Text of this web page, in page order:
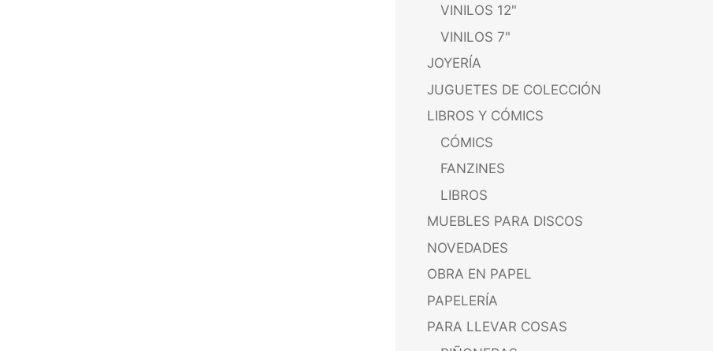
VINILOS 12"
VINILOS 7"
JOYERÍA
JUGUETES DE COLECCIÓN
LIBROS Y CÓMICS
CÓMICS
FANZINES
LIBROS
MUEBLES PARA DISCOS
NOVEDADES
OBRA EN PAPEL
PAPELERÍA
PARA LLEVAR COSAS